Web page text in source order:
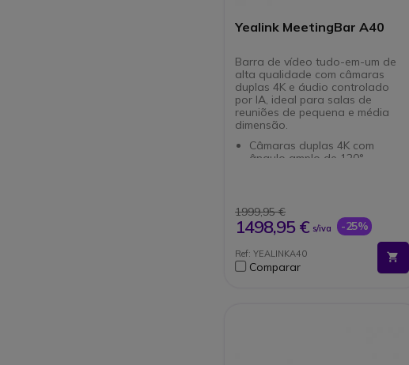
Yealink MeetingBar A40
Barra de vídeo tudo-em-um de
alta qualidade com câmaras
duplas 4K e áudio controlado
por IA, ideal para salas de
reuniões de pequena e média
dimensão.
Câmaras duplas 4K com
ângulo amplo de 120°
gravação de voz
8 microfones MEMS para um
som cristalino
Enquadramento inteligente
com a tecnologia IntelliFrame
AI
1999,95 €
1498,95 € s/iva -25%
Ref: YEALINKA40
Comparar